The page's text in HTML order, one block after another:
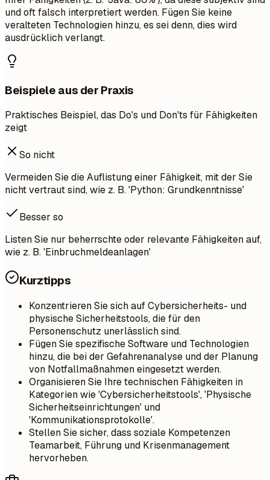
und oft falsch interpretiert werden. Fügen Sie keine
veralteten Technologien hinzu, es sei denn, dies wird
ausdrücklich verlangt.
Beispiele aus der Praxis
Praktisches Beispiel, das Do's und Don'ts für Fähigkeiten
zeigt
So nicht
Vermeiden Sie die Auflistung einer Fähigkeit, mit der Sie
nicht vertraut sind, wie z. B. 'Python: Grundkenntnisse'
Besser so
Listen Sie nur beherrschte oder relevante Fähigkeiten auf,
wie z. B. 'Einbruchmeldeanlagen'
Kurztipps
Konzentrieren Sie sich auf Cybersicherheits- und
physische Sicherheitstools, die für den
Personenschutz unerlässlich sind.
Fügen Sie spezifische Software und Technologien
hinzu, die bei der Gefahrenanalyse und der Planung
von Notfallmaßnahmen eingesetzt werden.
Organisieren Sie Ihre technischen Fähigkeiten in
Kategorien wie 'Cybersicherheitstools', 'Physische
Sicherheitseinrichtungen' und
'Kommunikationsprotokolle'.
Stellen Sie sicher, dass soziale Kompetenzen
Teamarbeit, Führung und Krisenmanagement
hervorheben.